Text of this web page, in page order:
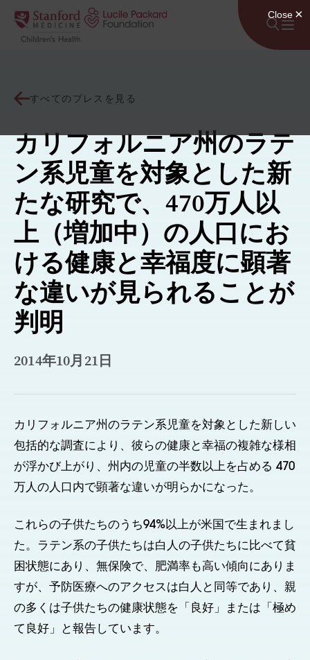
コンテンツにスキップ
すべてのプレスを見る
カリフォルニア州のラテ
ン系児童を対象とした新
たな研究で、470万人以
上（増加中）の人口にお
ける健康と幸福度に顕著
な違いが見られることが
判明
2014年10月21日
カリフォルニア州のラテン系児童を対象とした新しい
包括的な調査により、彼らの健康と幸福の複雑な様相
が浮かび上がり、州内の児童の半数以上を占める 470
万人の人口内で顕著な違いが明らかになった。
これらの子供たちのうち94%以上が米国で生まれまし
た。ラテン系の子供たちは白人の子供たちに比べて貧
困状態にあり、無保険で、肥満率も高い傾向にありま
すが、予防医療へのアクセスは白人と同等であり、親
の多くは子供たちの健康状態を「良好」または「極め
て良好」と報告しています。